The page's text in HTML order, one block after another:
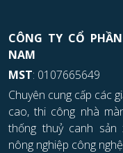
CÔNG TY CỔ
NAM
MST: 0107665649
Chuyên cung cấp các
cao, thi công nhà
thống thuỷ canh sản
nông nghiệp công